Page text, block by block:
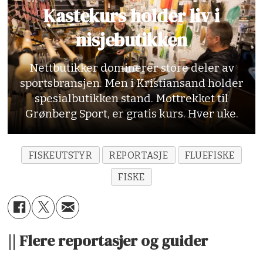
Kastekurs holder liv i
nisjebutikken
Nettbutikker dominerer store deler av
sportsbransjen. Men i Kristiansand holder
spesialbutikken stand. Mottrekket til
Grønberg Sport, er gratis kurs. Hver uke.
FISKEUTSTYR REPORTASJE
FLUEFISKE
FISKE
|| Flere reportasjer og guider